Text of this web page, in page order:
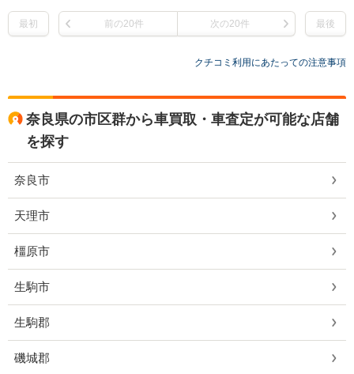
最初 前の20件 次の20件 最後
クチコミ利用にあたっての注意事項
奈良県の市区群から車買取・車査定が可能な店舗
を探す
奈良市
天理市
橿原市
生駒市
生駒郡
磯城郡